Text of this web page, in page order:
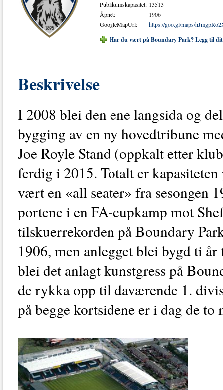
Publikumskapasitet: 13513
Åpnet:
1906
GoogleMapUrl:
https://goo.gl/maps/
Har du vært på Boundary Park? Legg til
Beskrivelse
I 2008 blei den ene langsida og
bygging av en ny hovedtribune
Joe Royle Stand (oppkalt etter
ferdig i 2015. Totalt er
vært en «all seater» fra sesongen
portene i en FA-cupkamp mot
tilskuerrekorden på Boundary
1906, men anlegget blei bygd ti
blei det anlagt kunstgress på
de rykka opp til daværende 1.
på begge kortsidene er i dag de to